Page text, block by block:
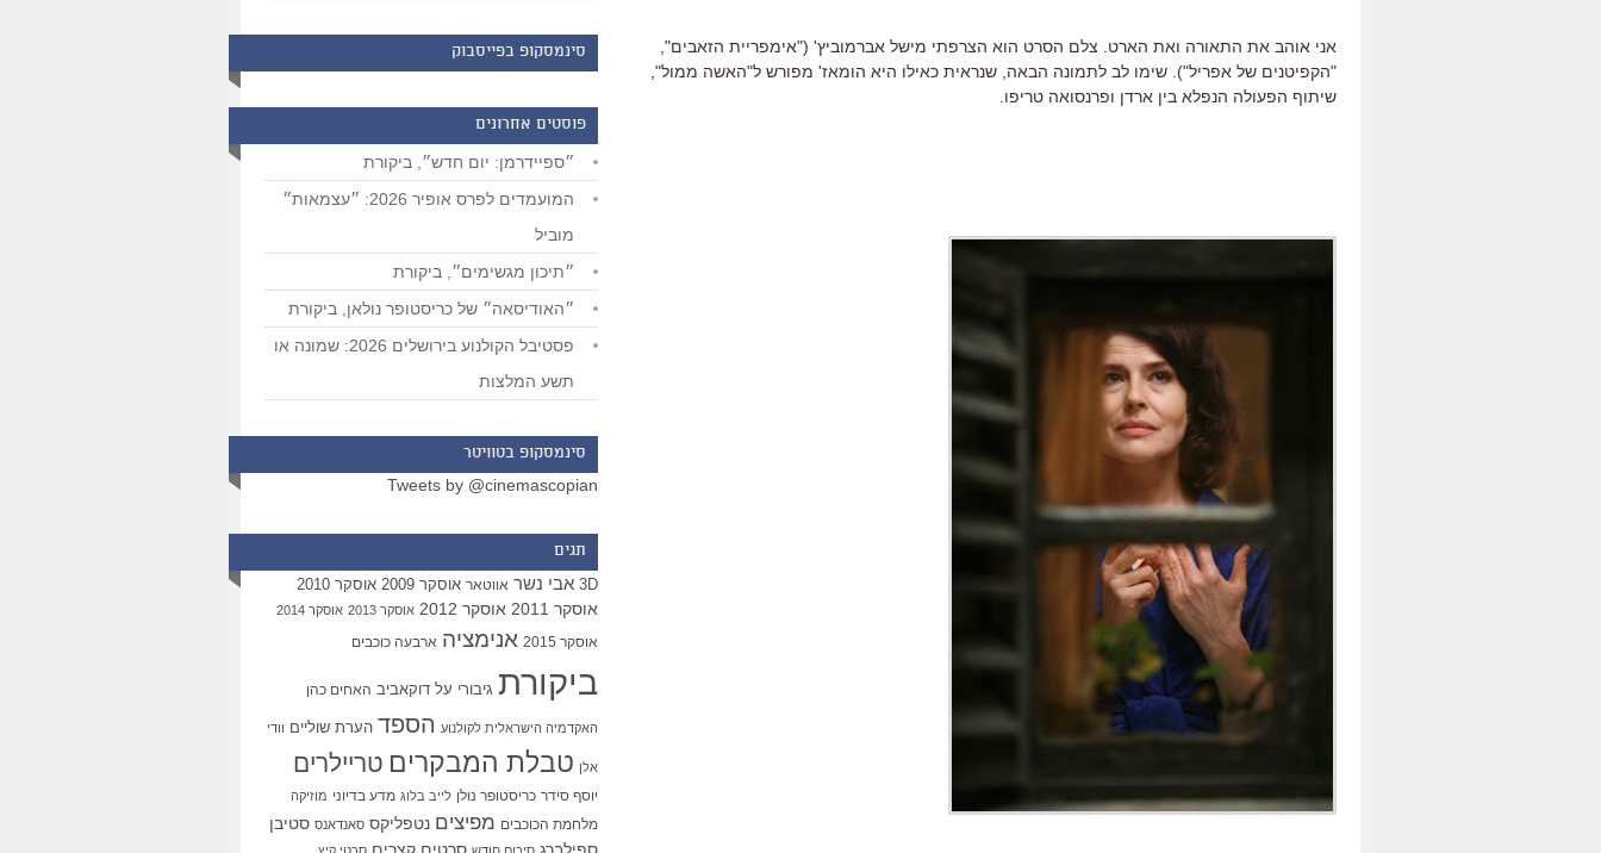
אני אוהב את התאורה ואת הארט. צלם הסרט הוא הצרפתי מישל אברמוביץ' ("אימפריית הזאבים",
"הקפיטנים של אפריל"). שימו לב לתמונה הבאה, שנראית כאילו היא הומאז' מפורש ל"האשה ממול",
שיתוף הפעולה הנפלא בין ארדן ופרנסואה טריפו.
סינמסקופ בפייסבוק
פוסטים אחרונים
״ספיידרמן: יום חדש״, ביקורת
המועמדים לפרס אופיר 2026: ״עצמאות״
מוביל
״תיכון מגשימים״, ביקורת
״האודיסאה״ של כריסטופר נולאן, ביקורת
פסטיבל הקולנוע בירושלים 2026: שמונה או
תשע המלצות
סינמסקופ בטוויטר
Tweets by @cinemascopian
תגים
3D אבי נשר אווטאר אוסקר 2009 אוסקר 2010
אוסקר 2011 אוסקר 2012 אוסקר 2013 אוסקר 2014
אוסקר 2015 אנימציה ארבעה כוכבים
ביקורת גיבורי על דוקאביב האחים כהן
האקדמיה הישראלית לקולנוע הספד הערת שוליים וודי
אלן טבלת המבקרים טריילרים
יוסף סידר כריסטופר נולן לייב בלוג מדע בדיוני מוזיקה
מלחמת הכוכבים מפיצים נטפליקס סאנדאנס סטיבן
ספילברג
סרטים קצרים